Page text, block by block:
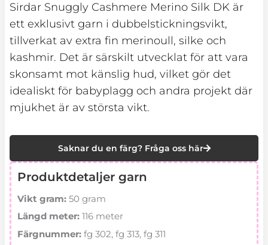
Sirdar Snuggly Cashmere Merino Silk DK är
ett exklusivt garn i dubbelstickningsvikt,
tillverkat av extra fin merinoull, silke och
kashmir. Det är särskilt utvecklat för att vara
skonsamt mot känslig hud, vilket gör det
idealiskt för babyplagg och andra projekt där
mjukhet är av största vikt.
Saknar du en färg? Fråga oss här
Produktdetaljer garn
Vikt gram: 50 gram
Längd meter: 116 meter
Färgnummer: fg 302, fg 313, fg 311